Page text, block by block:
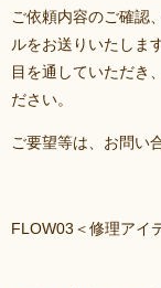
ご依頼内容のご確認
ルをお送りいたしま
目を通していただき
ださい。
ご要望等は、お問い
FLOW03＜修理アイ